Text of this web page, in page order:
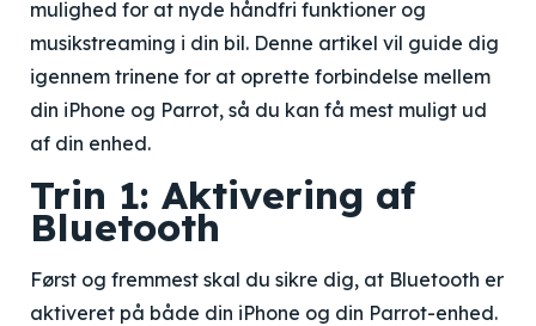
mulighed for at nyde håndfri funktioner og
musikstreaming i din bil. Denne artikel vil guide dig
igennem trinene for at oprette forbindelse mellem
din iPhone og Parrot, så du kan få mest muligt ud
af din enhed.
Trin 1: Aktivering af
Bluetooth
Først og fremmest skal du sikre dig, at Bluetooth er
aktiveret på både din iPhone og din Parrot-enhed.